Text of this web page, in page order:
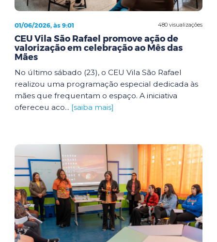
480 visualizações
01/06/2026, às 9:01
CEU Vila São Rafael promove ação de
valorização em celebração ao Mês das
Mães
No último sábado (23), o CEU Vila São Rafael
realizou uma programação especial dedicada às
mães que frequentam o espaço. A iniciativa
ofereceu aco... [saiba mais]